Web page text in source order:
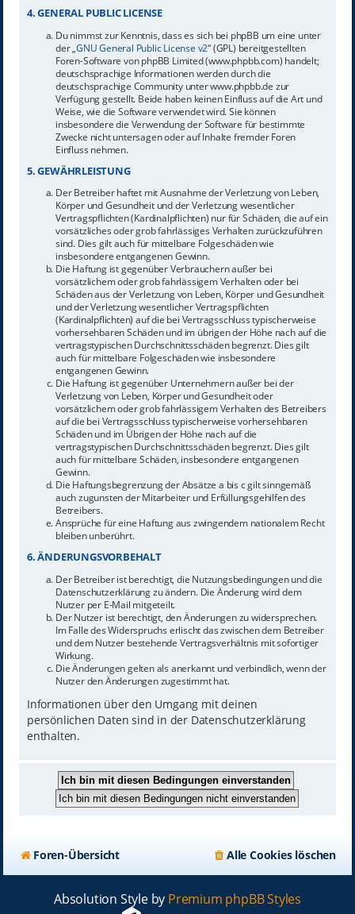
4. GENERAL PUBLIC LICENSE
Du nimmst zur Kenntnis, dass es sich bei phpBB um eine unter
der „GNU General Public License v2“ (GPL) bereitgestellten
Foren-Software von phpBB Limited (www.phpbb.com) handelt;
deutschsprachige Informationen werden durch die
deutschsprachige Community unter www.phpbb.de zur
Verfügung gestellt. Beide haben keinen Einfluss auf die Art und
Weise, wie die Software verwendet wird. Sie können
insbesondere die Verwendung der Software für bestimmte
Zwecke nicht untersagen oder auf Inhalte fremder Foren
Einfluss nehmen.
5. GEWÄHRLEISTUNG
Der Betreiber haftet mit Ausnahme der Verletzung von Leben,
Körper und Gesundheit und der Verletzung wesentlicher
Vertragspflichten (Kardinalpflichten) nur für Schäden, die auf ein
vorsätzliches oder grob fahrlässiges Verhalten zurückzuführen
sind. Dies gilt auch für mittelbare Folgeschäden wie
insbesondere entgangenen Gewinn.
Die Haftung ist gegenüber Verbrauchern außer bei
vorsätzlichem oder grob fahrlässigem Verhalten oder bei
Schäden aus der Verletzung von Leben, Körper und Gesundheit
und der Verletzung wesentlicher Vertragspflichten
(Kardinalpflichten) auf die bei Vertragsschluss typischerweise
vorhersehbaren Schäden und im übrigen der Höhe nach auf die
vertragstypischen Durchschnittsschäden begrenzt. Dies gilt
auch für mittelbare Folgeschäden wie insbesondere
entgangenen Gewinn.
Die Haftung ist gegenüber Unternehmern außer bei der
Verletzung von Leben, Körper und Gesundheit oder
vorsätzlichem oder grob fahrlässigem Verhalten des Betreibers
auf die bei Vertragsschluss typischerweise vorhersehbaren
Schäden und im Übrigen der Höhe nach auf die
vertragstypischen Durchschnittsschäden begrenzt. Dies gilt
auch für mittelbare Schäden, insbesondere entgangenen
Gewinn.
Die Haftungsbegrenzung der Absätze a bis c gilt sinngemäß
auch zugunsten der Mitarbeiter und Erfüllungsgehilfen des
Betreibers.
Ansprüche für eine Haftung aus zwingendem nationalem Recht
bleiben unberührt.
6. ÄNDERUNGSVORBEHALT
Der Betreiber ist berechtigt, die Nutzungsbedingungen und die
Datenschutzerklärung zu ändern. Die Änderung wird dem
Nutzer per E-Mail mitgeteilt.
Der Nutzer ist berechtigt, den Änderungen zu widersprechen.
Im Falle des Widerspruchs erlischt das zwischen dem Betreiber
und dem Nutzer bestehende Vertragsverhältnis mit sofortiger
Wirkung.
Die Änderungen gelten als anerkannt und verbindlich, wenn der
Nutzer den Änderungen zugestimmt hat.
Informationen über den Umgang mit deinen
persönlichen Daten sind in der Datenschutzerklärung
enthalten.
Foren-Übersicht Alle Cookies löschen
Absolution Style by Premium phpBB Styles